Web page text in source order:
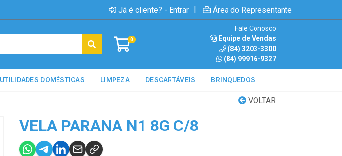
Já é cliente? - Entrar | Área do Representante
0
Fale Conosco
Equipe de Vendas
(84) 3203-3300
(84) 99916-9327
UTILIDADES DOMÉSTICAS LIMPEZA DESCARTÁVEIS BRINQUEDOS
VOLTAR
VELA PARANA N1 8G C/8